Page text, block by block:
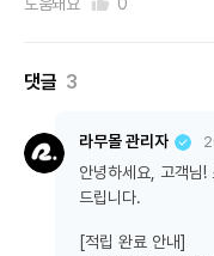
댓글 3
라무몰 관리자
안녕하세요, 고객님!
드립니다.
[적립 완료 안내]